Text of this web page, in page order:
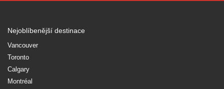
Nejoblíbenější destinace
Vancouver
Toronto
Calgary
Montréal